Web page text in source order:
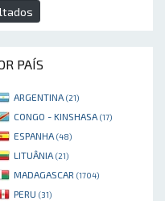
PAÍS
ARGENTINA (21)
CONGO - KINSHASA (17)
ESPANHA (48)
LITUÂNIA (21)
MADAGASCAR (1704)
PERU (31)